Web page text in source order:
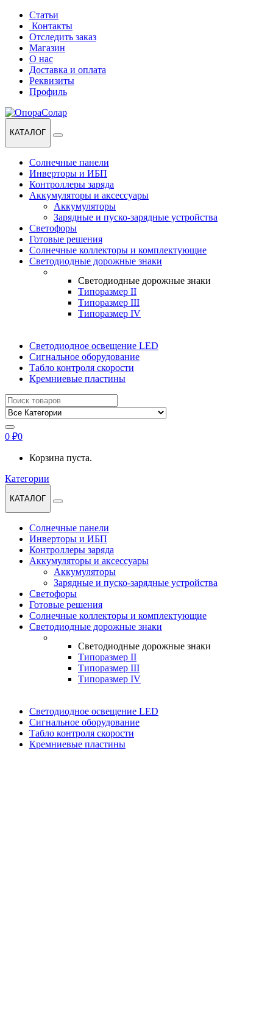
Перейти
навигации
Перейти
содержанию
Статьи
Контакты
Отследить заказ
Магазин
О нас
Доставка и оплата
Реквизиты
Профиль
КАТАЛОГ
Солнечные панели
Инверторы и ИБП
Контроллеры заряда
Аккумуляторы и аксессуары
Аккумуляторы
Зарядные и пуско-зарядные устройства
Светофоры
Готовые решения
Солнечные коллекторы и комплектующие
Светодиодные дорожные знаки
Светодиодные дорожные знаки
Типоразмер II
Типоразмер III
Типоразмер IV
Светодиодное освещение LED
Сигнальное оборудование
Табло контроля скорости
Кремниевые пластины
Найти:
0 ₽0
Корзина пуста.
Категории
КАТАЛОГ
Солнечные панели
Инверторы и ИБП
Контроллеры заряда
Аккумуляторы и аксессуары
Аккумуляторы
Зарядные и пуско-зарядные устройства
Светофоры
Готовые решения
Солнечные коллекторы и комплектующие
Светодиодные дорожные знаки
Светодиодные дорожные знаки
Типоразмер II
Типоразмер III
Типоразмер IV
Светодиодное освещение LED
Сигнальное оборудование
Табло контроля скорости
Кремниевые пластины